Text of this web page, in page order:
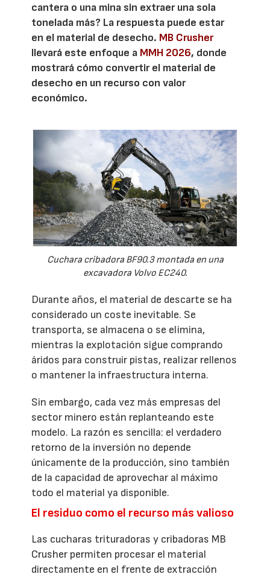
cantera o una mina sin extraer una sola
tonelada más? La respuesta puede estar
en el material de desecho. MB Crusher
llevará este enfoque a MMH 2026, donde
mostrará cómo convertir el material de
desecho en un recurso con valor
económico.
Cuchara cribadora BF90.3 montada en una
excavadora Volvo EC240.
Durante años, el material de descarte se ha
considerado un coste inevitable. Se
transporta, se almacena o se elimina,
mientras la explotación sigue comprando
áridos para construir pistas, realizar rellenos
o mantener la infraestructura interna.
Sin embargo, cada vez más empresas del
sector minero están replanteando este
modelo. La razón es sencilla: el verdadero
retorno de la inversión no depende
únicamente de la producción, sino también
de la capacidad de aprovechar al máximo
todo el material ya disponible.
El residuo como el recurso más valioso
Las cucharas trituradoras y cribadoras MB
Crusher permiten procesar el material
directamente en el frente de extracción